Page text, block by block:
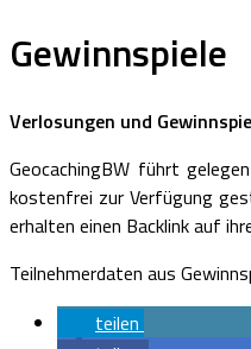
Gewinnspiele
Verlosungen und
GeocachingBW führt
kostenfrei zur Verfügung
erhalten einen Backlink auf
Teilnehmerdaten aus
teilen